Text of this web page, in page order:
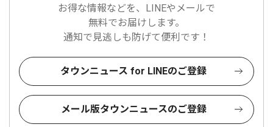
お得な情報などを、LINEやメールで
無料でお届けします。
通知で見逃しも防げて便利です！
タウンニュース for LINEのご登録
メール版タウンニュースのご登録